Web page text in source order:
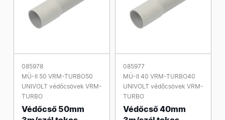
085978
MÜ-II 50 VRM-TURBO50
UNIVOLT védőcsövek VRM-
TURBO
Védőcső 50mm
085977
MÜ-II 40 VRM-TURBO40
UNIVOLT védőcsövek VRM-
TURBO
Védőcső 40mm